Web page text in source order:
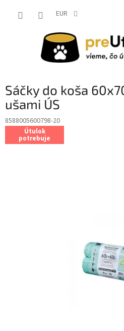
EUR
Sáčky do koša
ušami ÚS
8588005600798-20
Útulok
potrebuje